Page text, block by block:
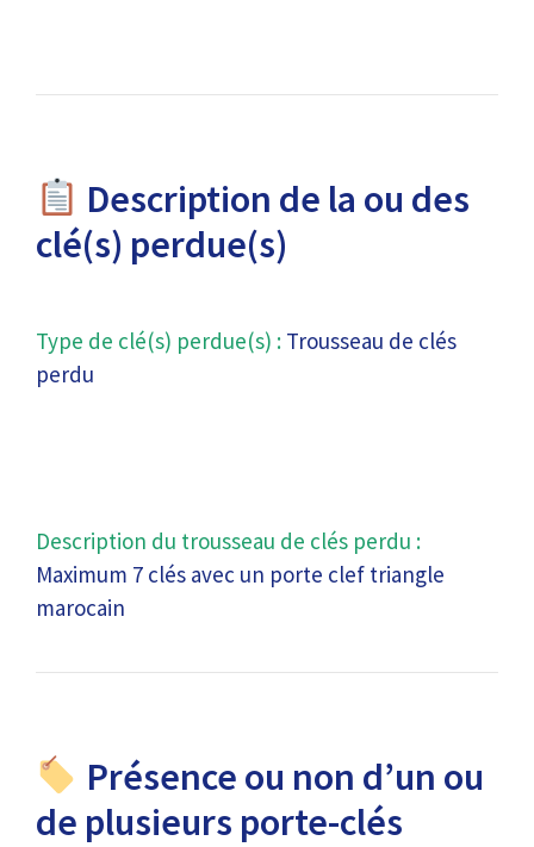
Description de la ou des
clé(s) perdue(s)
Type de clé(s) perdue(s) : Trousseau de clés
perdu
Description du trousseau de clés perdu :
Maximum 7 clés avec un porte clef triangle
marocain
Présence ou non d’un ou
de plusieurs porte-clés